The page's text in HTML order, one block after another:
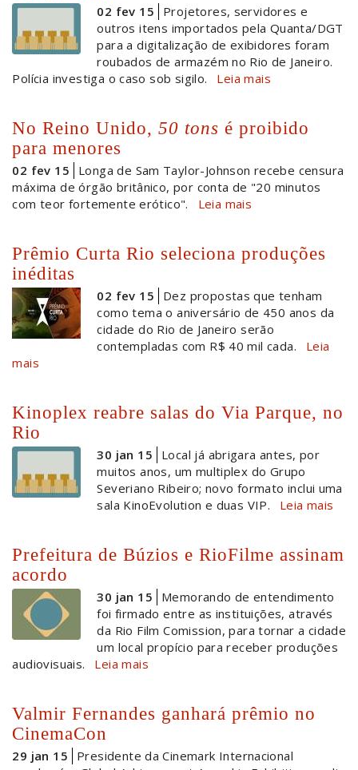
02 fev 15
Projetores, servidores e
outros itens importados pela Quanta/DGT
para a digitalização de exibidores foram
roubados de armazém no Rio de Janeiro.
Polícia investiga o caso sob sigilo.
Leia mais
No Reino Unido,50 tons é proibido
para menores
02 fev 15
Longa de Sam Taylor-Johnson recebe censura
máxima de órgão britânico, por conta de "20 minutos
com teor fortemente erótico".
Leia mais
Prêmio Curta Rio seleciona produções
inéditas
02 fev 15
Dez propostas que tenham
como tema o aniversário de 450 anos da
cidade do Rio de Janeiro serão
contempladas com R$ 40 mil cada.
Leia
mais
Kinoplex reabre salas do Via Parque, no
Rio
30 jan 15
Local já abrigara antes, por
muitos anos, um multiplex do Grupo
Severiano Ribeiro; novo formato inclui uma
sala KinoEvolution e duas VIP.
Leia mais
Prefeitura de Búzios e RioFilme assinam
acordo
30 jan 15
Memorando de entendimento
foi firmado entre as instituições, através
da Rio Film Comission, para tornar a cidade
um local propício para receber produções
audiovisuais.
Leia mais
Valmir Fernandes ganhará prêmio no
CinemaCon
29 jan 15
Presidente da Cinemark Internacional